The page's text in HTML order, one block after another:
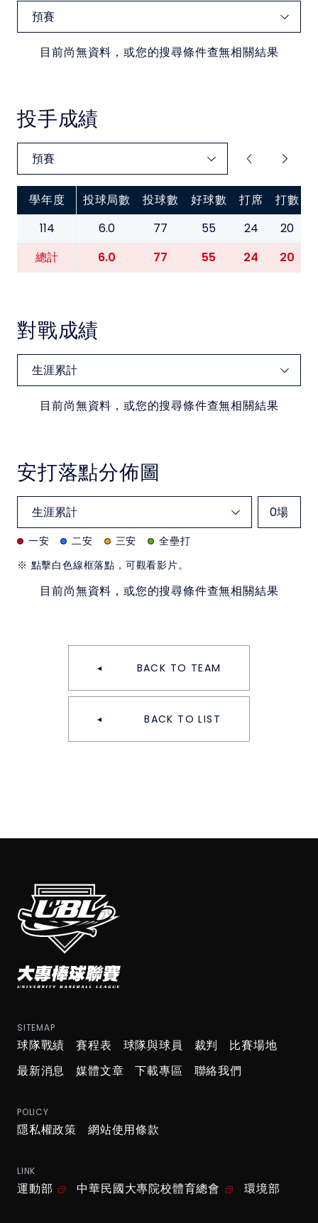
目前尚無資料，或您的搜尋條件查無相關結果
投手成績
學年度 投球局數 投球數 好球數 打席 打數
114 6.0 77 55 24 20
總計 6.0 77 55 24 20
對戰成績
目前尚無資料，或您的搜尋條件查無相關結果
安打落點分佈圖
0場
一安 二安 三安
全壘打
※ 點擊白色線框落點，可觀看影片。
目前尚無資料，或您的搜尋條件查無相關結果
BACK TO TEAM
BACK TO LIST
SITEMAP
球隊戰績 賽程表 球隊與球員 裁判
比賽場地
最新消息
媒體文章 下載專區 聯絡我們
POLICY
隱私權政策 網站使用條款
LINK
運動部 中華民國大專院校體育總會 環境部